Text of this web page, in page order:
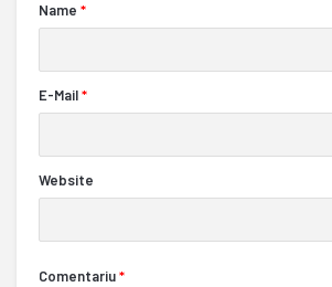
Name *
E-Mail*
Website
Comentariu*